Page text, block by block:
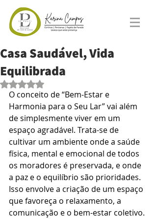
Casa Saudável, Vida
Equilibrada
Avaliado com NaN de 5 estrelas.
O conceito de “Bem-Estar e
Harmonia para o Seu Lar” vai além
de simplesmente viver em um
espaço agradável. Trata-se de
cultivar um ambiente onde a saúde
física, mental e emocional de todos
os moradores é preservada, e onde
a paz e o equilíbrio são prioridades.
Isso envolve a criação de um espaço
que favoreça o relaxamento, a
comunicação e o bem-estar coletivo.